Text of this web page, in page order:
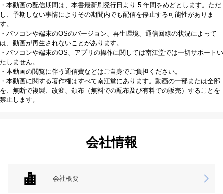
・本動画の配信期間は、本書最新刷発行日より 5 年間をめどとします。ただ
し、予期しない事情によりその期間内でも配信を停止する可能性がありま
す。
・パソコンや端末のOSのバージョン、再生環境、通信回線の状況によって
は、動画が再生されないことがあります。
・パソコンや端末のOS、アプリの操作に関しては南江堂では一切サポートい
たしません。
・本動画の閲覧に伴う通信費などはご自身でご負担ください。
・本動画に関する著作権はすべて南江堂にあります。動画の一部または全部
を、無断で複製、改変、頒布（無料での配布及び有料での販売）することを
禁止します。
会社情報
会社概要